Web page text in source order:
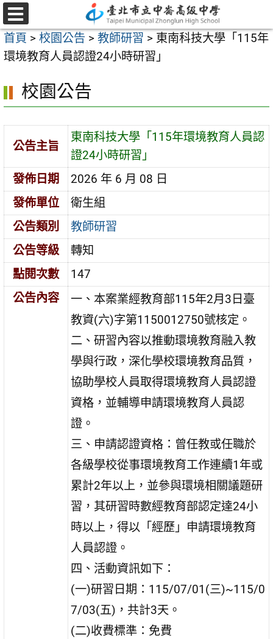
跳
至
主
要
容
選
單
首頁 > 校園公告 > 教師研習 > 東南科技大學「115年
環境教育人員認證24小時研習」
校園公告
公告主旨
東南科技大學「115年環境教育人員認
證24小時研習」
發佈日期
2026 年 6 月 08 日
發佈單位
衛生組
公告類別
教師研習
公告等級
轉知
點閱次數
147
公告內容
一、本案業經教育部115年2月3日臺
教資(六)字第1150012750號核定。
二、研習內容以推動環境教育融入教
學與行政，深化學校環境教育品質，
協助學校人員取得環境教育人員認證
資格，並輔導申請環境教育人員認
證。
三、申請認證資格：曾任教或任職於
各級學校從事環境教育工作連續1年或
累計2年以上，並參與環境相關議題研
習，其研習時數經教育部認定達24小
時以上，得以「經歷」申請環境教育
人員認證。
四、活動資訊如下：
(一)研習日期：115/07/01(三)~115/0
7/03(五)，共計3天。
(二)收費標準：免費